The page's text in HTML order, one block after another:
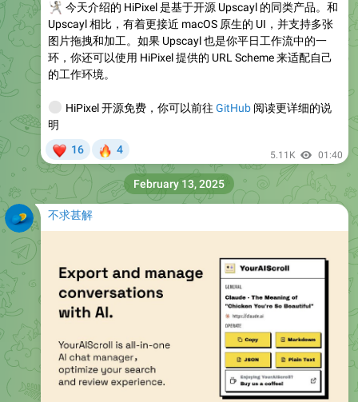
今天介绍的 HiPixel 是基于开源 Upscayl 的同类产品。和
Upscayl 相比，有着更接近 macOS 原生的 UI，并支持多张
图片拖拽和加工。如果 Upscayl 也是你平日工作流中的一
环，你还可以使用 HiPixel 提供的 URL Scheme 来适配自己
的工作环境。
HiPixel 开源免费，你可以前往 GitHub阅读更详细的说
明
16 4 5.11K 01:40
不求甚解
February 13, 2025